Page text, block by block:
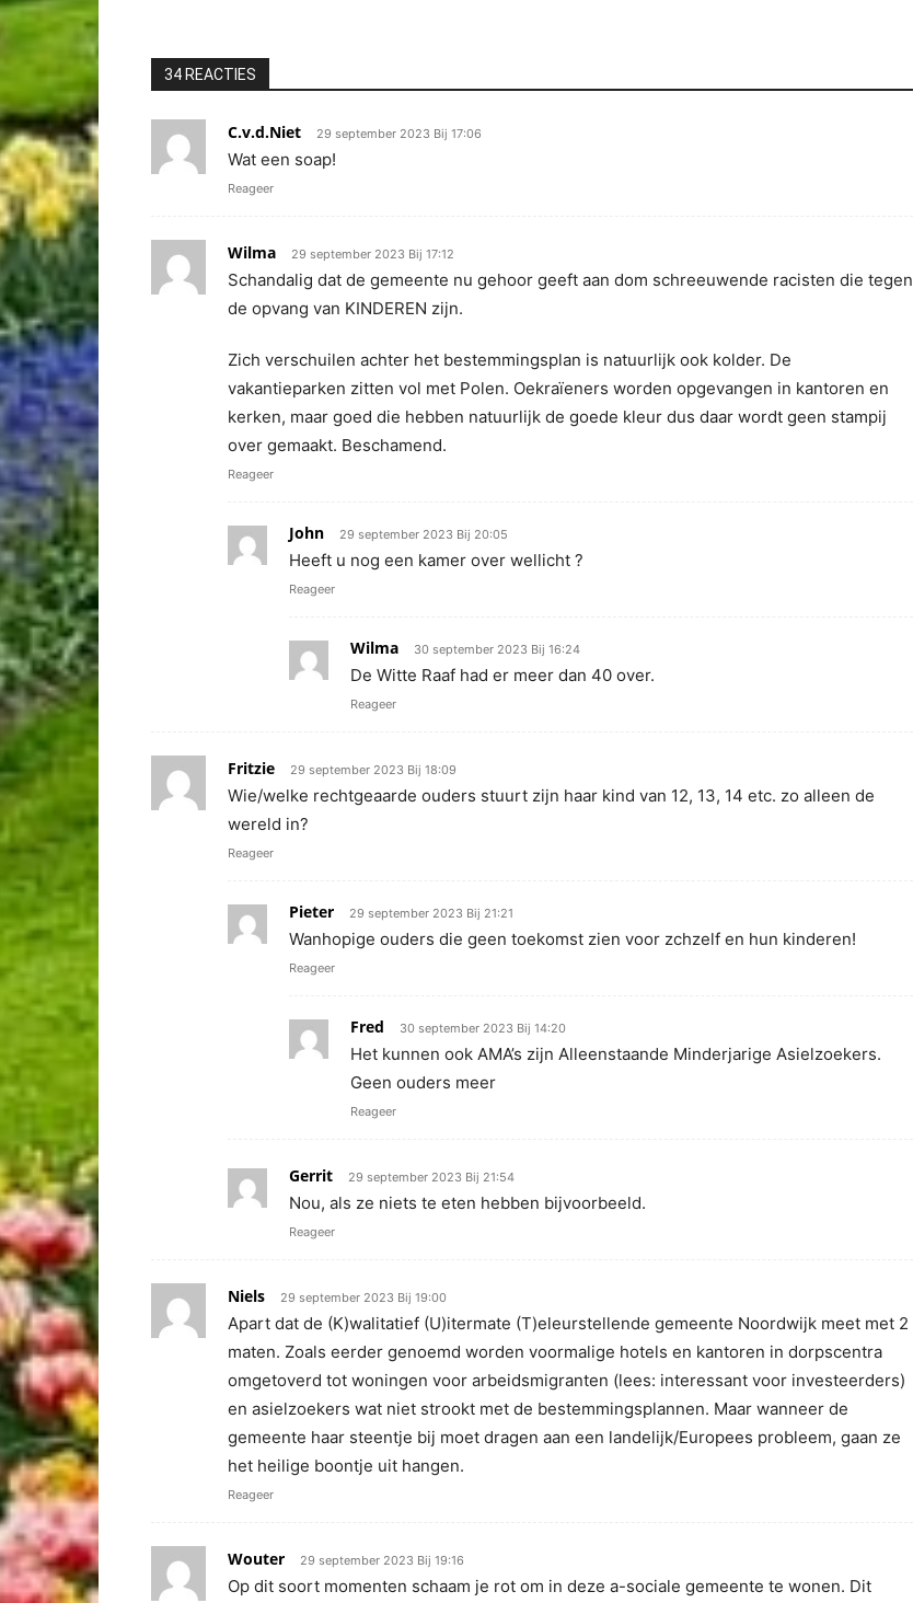
34 REACTIES
C.v.d.Niet 29 september 2023 Bij 17:06
Wat een soap!
Reageer
Wilma 29 september 2023 Bij 17:12
Schandalig dat de gemeente nu gehoor geeft aan dom schreeuwende racisten die tegen
de opvang van KINDEREN zijn.
Zich verschuilen achter het bestemmingsplan is natuurlijk ook kolder. De
vakantieparken zitten vol met Polen. Oekraïeners worden opgevangen in kantoren en
kerken, maar goed die hebben natuurlijk de goede kleur dus daar wordt geen stampij
over gemaakt. Beschamend.
Reageer
John 29 september 2023 Bij 20:05
Heeft u nog een kamer over wellicht ?
Reageer
Wilma 30 september 2023 Bij 16:24
De Witte Raaf had er meer dan 40 over.
Reageer
Fritzie 29 september 2023 Bij 18:09
Wie/welke rechtgeaarde ouders stuurt zijn haar kind van 12, 13, 14 etc. zo alleen de
wereld in?
Reageer
Pieter 29 september 2023 Bij 21:21
Wanhopige ouders die geen toekomst zien voor zchzelf en hun kinderen!
Reageer
Fred 30 september 2023 Bij 14:20
Het kunnen ook AMA’s zijn Alleenstaande Minderjarige Asielzoekers.
Geen ouders meer
Reageer
Gerrit 29 september 2023 Bij 21:54
Nou, als ze niets te eten hebben bijvoorbeeld.
Reageer
Niels 29 september 2023 Bij 19:00
Apart dat de (K)walitatief (U)itermate (T)eleurstellende gemeente Noordwijk meet met 2
maten. Zoals eerder genoemd worden voormalige hotels en kantoren in dorpscentra
omgetoverd tot woningen voor arbeidsmigranten (lees: interessant voor investeerders)
en asielzoekers wat niet strookt met de bestemmingsplannen. Maar wanneer de
gemeente haar steentje bij moet dragen aan een landelijk/Europees probleem, gaan ze
het heilige boontje uit hangen.
Reageer
Wouter 29 september 2023 Bij 19:16
Op dit soort momenten schaam je rot om in deze a-sociale gemeente te wonen. Dit